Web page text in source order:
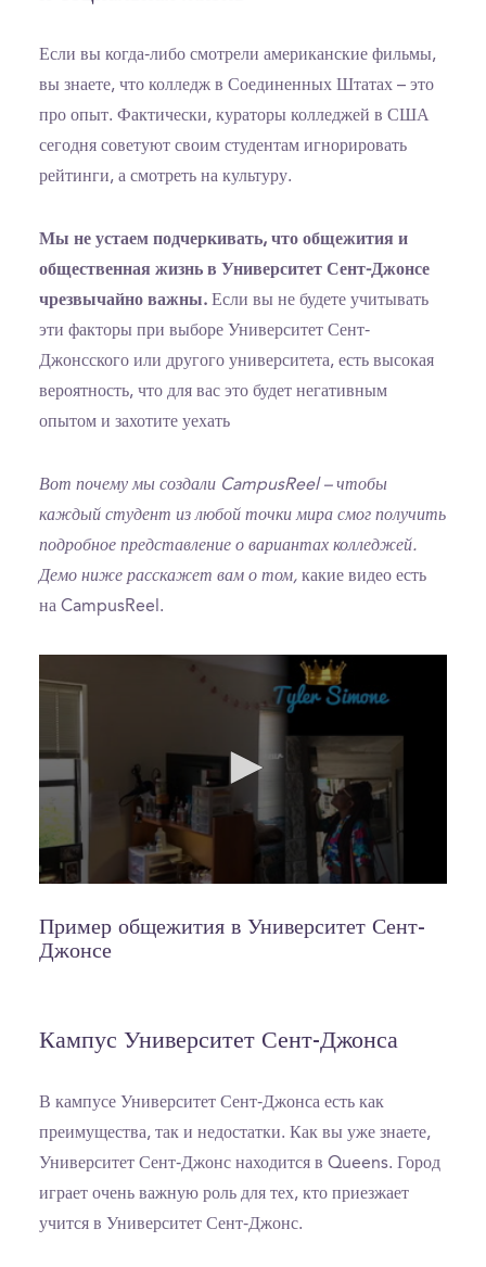
Если вы когда-либо смотрели американские фильмы,
вы знаете, что колледж в Соединенных Штатах – это
про опыт. Фактически, кураторы колледжей в США
сегодня советуют своим студентам игнорировать
рейтинги, а смотреть на культуру.
Мы не устаем подчеркивать, что общежития и
общественная жизнь в Университет Сент-Джонсе
чрезвычайно важны. Если вы не будете учитывать
эти факторы при выборе Университет Сент-
Джонсского или другого университета, есть высокая
вероятность, что для вас это будет негативным
опытом и захотите уехать
Вот почему мы создали CampusReel – чтобы
каждый студент из любой точки мира смог получить
подробное представление о вариантах колледжей.
Демо ниже расскажет вам о том, какие видео есть
на CampusReel.
of
5
minutes,
Пример общежития в Университет Сент-
Джонсе
Кампус Университет Сент-Джонса
В кампусе Университет Сент-Джонса есть как
преимущества, так и недостатки. Как вы уже знаете,
Университет Сент-Джонс находится в Queens. Город
играет очень важную роль для тех, кто приезжает
учится в Университет Сент-Джонс.